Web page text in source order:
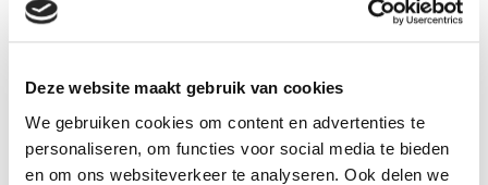
Deze website maakt gebruik van cookies
We gebruiken cookies om content en advertenties te
personaliseren, om functies voor social media te bieden
en om ons websiteverkeer te analyseren. Ook delen we